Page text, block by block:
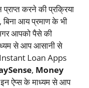
करने की प्रक्रिया
आय प्रमाण के भी
आपको पैसे की
से आप आसानी से
Instant Loan Apps
, Money
इन ऐप्स के माध्यम से आप